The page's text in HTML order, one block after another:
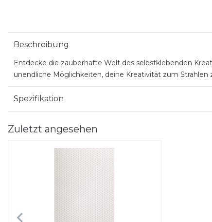
Beschreibung
Entdecke die zauberhafte Welt des selbstklebenden
unendliche Möglichkeiten, deine Kreativität zum
Spezifikation
Zuletzt angesehen